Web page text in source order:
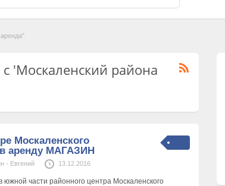
'Москаленский района
Москаленского
аренду МАГАЗИН
- Евгений 13.12.2016
южной части районного центра Москаленского